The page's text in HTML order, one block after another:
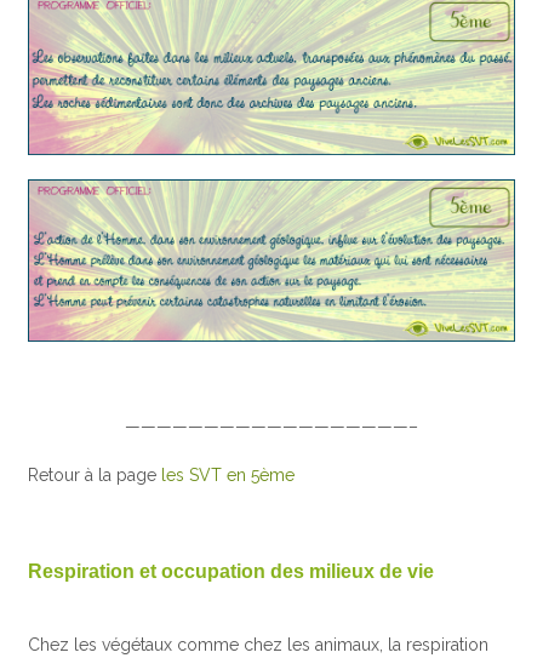
——————————————————–
Retour à la page les SVT en 5ème
Respiration et occupation des milieux de vie
Chez les végétaux comme chez les animaux, la respiration